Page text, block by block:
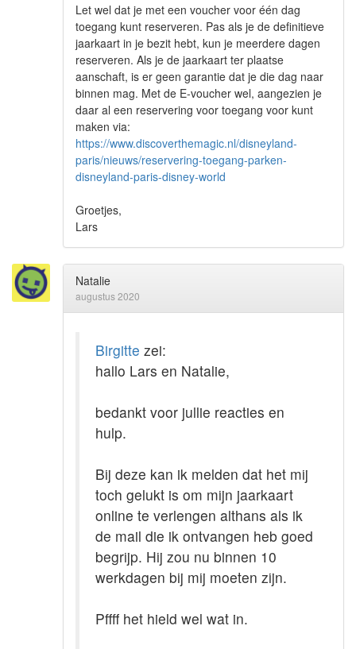
Let wel dat je met een voucher voor één dag
toegang kunt reserveren. Pas als je de definitieve
jaarkaart in je bezit hebt, kun je meerdere dagen
reserveren. Als je de jaarkaart ter plaatse
aanschaft, is er geen garantie dat je die dag naar
binnen mag. Met de E-voucher wel, aangezien je
daar al een reservering voor toegang voor kunt
maken via:
https://www.discoverthemagic.nl/disneyland-
paris/nieuws/reservering-toegang-parken-
disneyland-paris-disney-world
Groetjes,
Lars
Natalie
augustus 2020
Birgitte zei:
hallo Lars en Natalie,
bedankt voor jullie reacties en
hulp.
Bij deze kan ik melden dat het mij
toch gelukt is om mijn jaarkaart
online te verlengen althans als ik
de mail die ik ontvangen heb goed
begrijp. Hij zou nu binnen 10
werkdagen bij mij moeten zijn.
Pffff het hield wel wat in.